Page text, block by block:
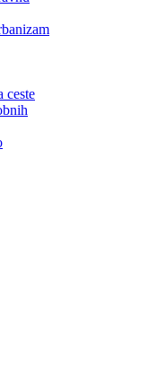
ceste